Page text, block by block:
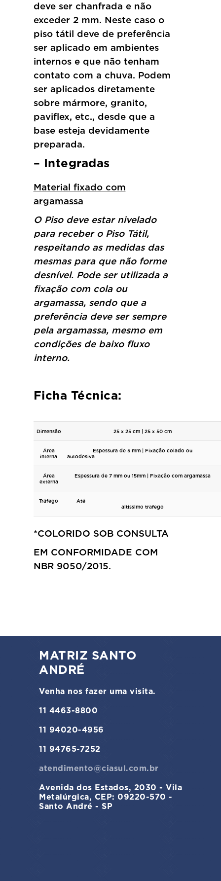
deve ser chanfrada e não
exceder 2 mm. Neste caso o
piso tátil deve de preferência
ser aplicado em ambientes
internos e que não tenham
contato com a chuva. Podem
ser aplicados diretamente
sobre mármore, granito,
paviflex, etc., desde que a
base esteja devidamente
preparada.
– Integradas
Material fixado com
argamassa
O Piso deve estar nivelado
para receber o Piso Tátil,
respeitando as medidas das
mesmas para que não forme
desnível. Pode ser utilizada a
fixação com cola ou
argamassa, sendo que a
preferência deve ser sempre
pela argamassa, mesmo em
condições de baixo fluxo
interno.
Ficha Técnica:
Dimensão 25 x 25 cm | 25 x 50 cm
Área
interna
Espessura de 5 mm | Fixação colado ou
autodesiva
Área
externa
Espessura de 7 mm ou 15mm | Fixação com argamassa
Tráfego
Até
altíssimo trafego
*COLORIDO SOB CONSULTA
EM CONFORMIDADE COM
NBR 9050/2015.
MATRIZ SANTO
ANDRÉ
Venha nos fazer uma visita.
11 4463-8800
11 94020-4956
11 94765-7252
atendimento@ciasul.com.br
Avenida dos Estados, 2030 - Vila
Metalúrgica, CEP: 09220-570 -
Santo André - SP